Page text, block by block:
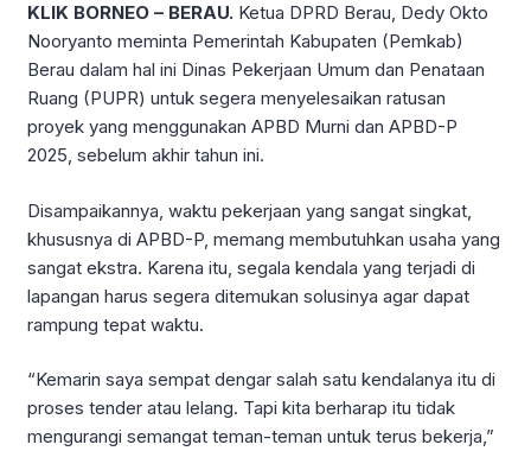
KLIK BORNEO – BERAU. Ketua DPRD Berau, Dedy Okto
Nooryanto meminta Pemerintah Kabupaten (Pemkab)
Berau dalam hal ini Dinas Pekerjaan Umum dan Penataan
Ruang (PUPR) untuk segera menyelesaikan ratusan
proyek yang menggunakan APBD Murni dan APBD-P
2025, sebelum akhir tahun ini.
Disampaikannya, waktu pekerjaan yang sangat singkat,
khususnya di APBD-P, memang membutuhkan usaha yang
sangat ekstra. Karena itu, segala kendala yang terjadi di
lapangan harus segera ditemukan solusinya agar dapat
rampung tepat waktu.
“Kemarin saya sempat dengar salah satu kendalanya itu di
proses tender atau lelang. Tapi kita berharap itu tidak
mengurangi semangat teman-teman untuk terus bekerja,”